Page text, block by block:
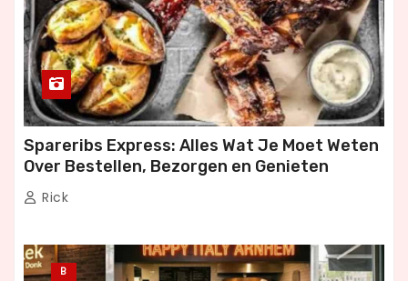
Spareribs Express: Alles Wat Je Moet Weten
Over Bestellen, Bezorgen en Genieten
Rick
B